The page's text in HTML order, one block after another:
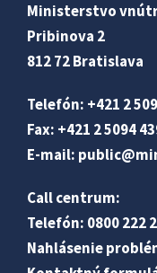
Ministerstvo
Pribinova 2
812 72 Bratislava
Telefón: +421 2
Fax: +421 2 5094
E-mail:
Call centrum:
Telefón: 0800 222
Nahlásenie